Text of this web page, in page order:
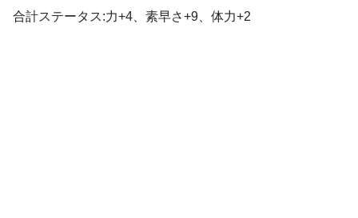
合計ステータス:力+4、素早さ+9、体力+2